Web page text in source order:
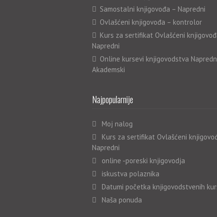
Samostalni knjigovođa – Napredni
Ovlašćeni knjigovođa – kontrolor
Kurs za sertifikat Ovlašćeni
Napredni
Online kursevi knjigovodstva
Akademski
Najpopularnije
Moj nalog
Kurs za sertifikat Ovlašćeni
Napredni
online -poreski knjigovodja
iskustva polaznika
Datumi početka knjigovodstvenih
Naša ponuda